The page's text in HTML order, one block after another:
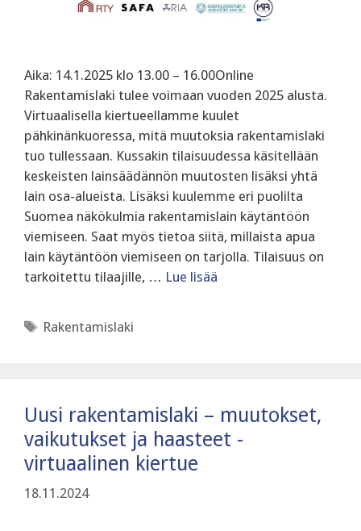
Aika: 14.1.2025 klo 13.00 – 16.00Online
Rakentamislaki tulee voimaan vuoden 2025 alusta.
Virtuaalisella kiertueellamme kuulet
pähkinänkuoressa, mitä muutoksia rakentamislaki
tuo tullessaan. Kussakin tilaisuudessa käsitellään
keskeisten lainsäädännön muutosten lisäksi yhtä
lain osa-alueista. Lisäksi kuulemme eri puolilta
Suomea näkökulmia rakentamislain käytäntöön
viemiseen. Saat myös tietoa siitä, millaista apua
lain käytäntöön viemiseen on tarjolla. Tilaisuus on
tarkoitettu tilaajille, … Lue lisää
Avainsanat
Rakentamislaki
Uusi rakentamislaki – muutokset,
vaikutukset ja haasteet -
virtuaalinen kiertue
18.11.2024